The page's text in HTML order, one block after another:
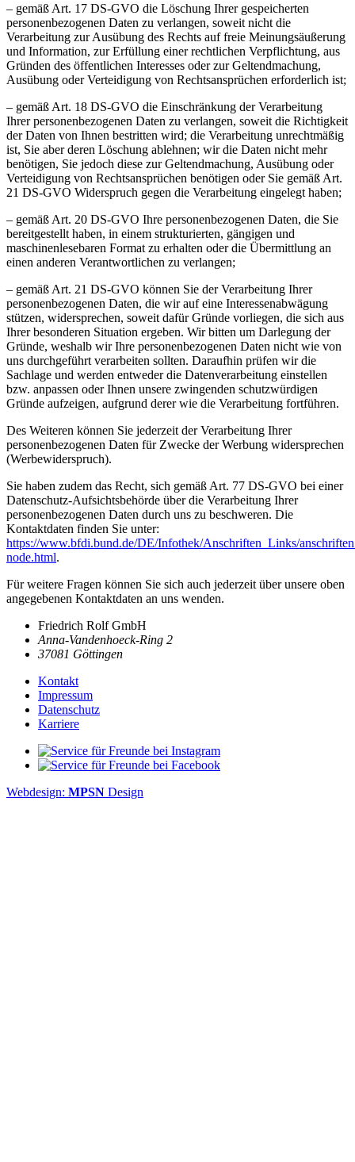
– gemäß Art. 17 DS-GVO die Löschung Ihrer gespeicherten
personenbezogenen Daten zu verlangen, soweit nicht die
Verarbeitung zur Ausübung des Rechts auf freie Meinungsäußerung
und Information, zur Erfüllung einer rechtlichen Verpflichtung, aus
Gründen des öffentlichen Interesses oder zur Geltendmachung,
Ausübung oder Verteidigung von Rechtsansprüchen erforderlich ist;
– gemäß Art. 18 DS-GVO die Einschränkung der Verarbeitung
Ihrer personenbezogenen Daten zu verlangen, soweit die Richtigkeit
der Daten von Ihnen bestritten wird; die Verarbeitung unrechtmäßig
ist, Sie aber deren Löschung ablehnen; wir die Daten nicht mehr
benötigen, Sie jedoch diese zur Geltendmachung, Ausübung oder
Verteidigung von Rechtsansprüchen benötigen oder Sie gemäß Art.
21 DS-GVO Widerspruch gegen die Verarbeitung eingelegt haben;
– gemäß Art. 20 DS-GVO Ihre personenbezogenen Daten, die Sie
bereitgestellt haben, in einem strukturierten, gängigen und
maschinenlesebaren Format zu erhalten oder die Übermittlung an
einen anderen Verantwortlichen zu verlangen;
– gemäß Art. 21 DS-GVO können Sie der Verarbeitung Ihrer
personenbezogenen Daten, die wir auf eine Interessenabwägung
stützen, widersprechen, soweit dafür Gründe vorliegen, die sich aus
Ihrer besonderen Situation ergeben. Wir bitten um Darlegung der
Gründe, weshalb wir Ihre personenbezogenen Daten nicht wie von
uns durchgeführt verarbeiten sollten. Daraufhin prüfen wir die
Sachlage und werden entweder die Datenverarbeitung einstellen
bzw. anpassen oder Ihnen unsere zwingenden schutzwürdigen
Gründe aufzeigen, aufgrund derer wie die Verarbeitung fortführen.
Des Weiteren können Sie jederzeit der Verarbeitung Ihrer
personenbezogenen Daten für Zwecke der Werbung widersprechen
(Werbewiderspruch).
Sie haben zudem das Recht, sich gemäß Art. 77 DS-GVO bei einer
Datenschutz-Aufsichtsbehörde über die Verarbeitung Ihrer
personenbezogenen Daten durch uns zu beschweren. Die
Kontaktdaten finden Sie unter:
https://www.bfdi.bund.de/DE/Infothek/Anschriften_Links/
node.html.
Für weitere Fragen können Sie sich auch jederzeit über unsere oben
angegebenen Kontaktdaten an uns wenden.
Friedrich Rolf GmbH
Anna-Vandenhoeck-Ring 2
37081 Göttingen
Kontakt
Impressum
Datenschutz
Karriere
Webdesign: MPSN Design